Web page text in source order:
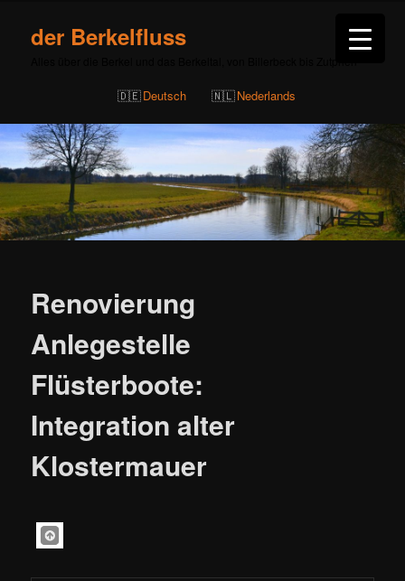
der Berkelfluss
Deutsch Nederlands
Renovierung
Anlegestelle
Flüsterboote:
Integration alter
Klostermauer